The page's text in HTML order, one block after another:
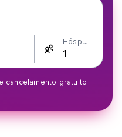
Hóspedes
cancelamento gratuito